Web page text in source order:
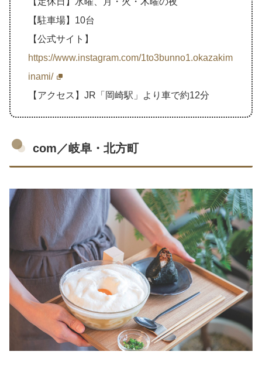
【駐車場】10台
【公式サイト】
https://www.instagram.com/1to3bunno1.okazakim
inami/
【アクセス】JR「岡崎駅」より車で約12分
com／岐阜・北方町